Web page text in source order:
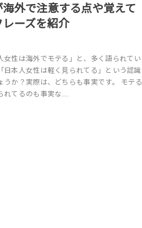
外で注意する点や覚えて
ーズを紹介
女性は海外でモテる」と、多く語られてい
日本人女性は軽く見られてる」という認識
うか？実際は、どちらも事実です。 モテる
れてるのも事実な…